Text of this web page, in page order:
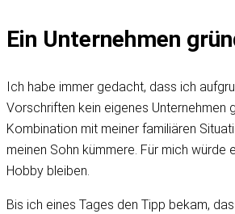
Ein Unternehmen
Ich habe immer gedacht, dass ich
Vorschriften kein eigenes Unternehmen
Kombination mit meiner familiären
meinen Sohn kümmere. Für mich würde
Hobby bleiben.
Bis ich eines Tages den Tipp bekam,